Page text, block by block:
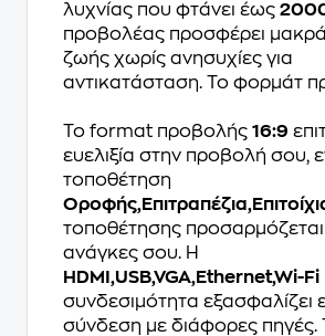
λυχνίας που φτάνει έως
προβολέας προσφέρει μακρά
ζωής χωρίς ανησυχίες για
αντικατάσταση. To φορμάτ
Το format προβολής 16:9
ευελιξία στην προβολή σου,
τοποθέτηση
τοποθέτησης προσαρμόζεται
ανάγκες σου. Η
HDMI,USB,VGA,Ethernet,Wi-Fi
συνδεσιμότητα εξασφαλίζει
σύνδεση με διάφορες πηγές.